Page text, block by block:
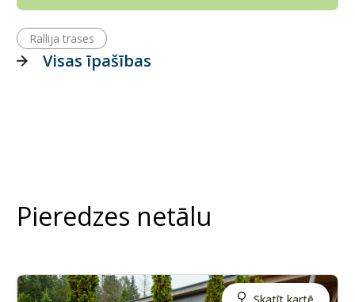
Rallija trase​s
Visas īpašības
Pieredzes netālu